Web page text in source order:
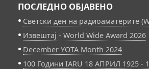
ПОСЛЕДНО ОБЈАВЕНО
Светски ден на радиоаматерите
Извештај - World Wide Award 2026
December YOTA Month 2024
100 Години IARU 18 АПРИЛ 1925 -